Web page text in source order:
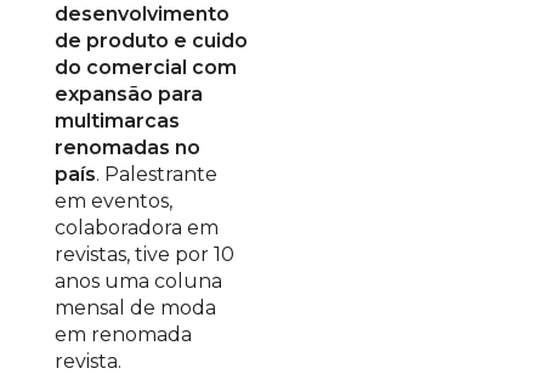
desenvolvimento
de produto e cuido
do comercial com
expansão para
multimarcas
renomadas no
país. Palestrante
em eventos,
colaboradora em
revistas, tive por 10
anos uma coluna
mensal de moda
em renomada
revista.